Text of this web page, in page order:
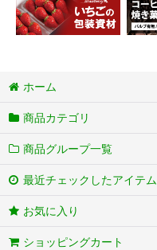
ホーム
商品カテゴリ
商品グループ一覧
最近チェックしたアイテム
お気に入り
ショッピングカート